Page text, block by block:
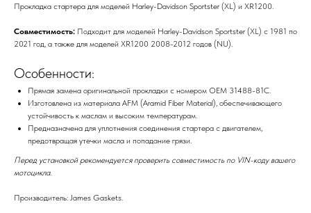
Прокладка стартера для моделей Harley-Davidson Sportster (XL) и XR1200.
Совместимость: Подходит для моделей Harley-Davidson Sportster (XL) с 1981 по
2021 год, а также для моделей XR1200 2008-2012 годов (NU).
Особенности:
Прямая замена оригинальной прокладки с номером OEM 31488-81C.
Изготовлена из материала AFM (Aramid Fiber Material), обеспечивающего
устойчивость к маслам и высоким температурам.
Предназначена для уплотнения соединения стартера с двигателем,
предотвращая утечки масла и попадание грязи.
Перед установкой рекомендуется проверить совместимость по VIN-коду вашего
мотоцикла.
Производитель: James Gaskets.